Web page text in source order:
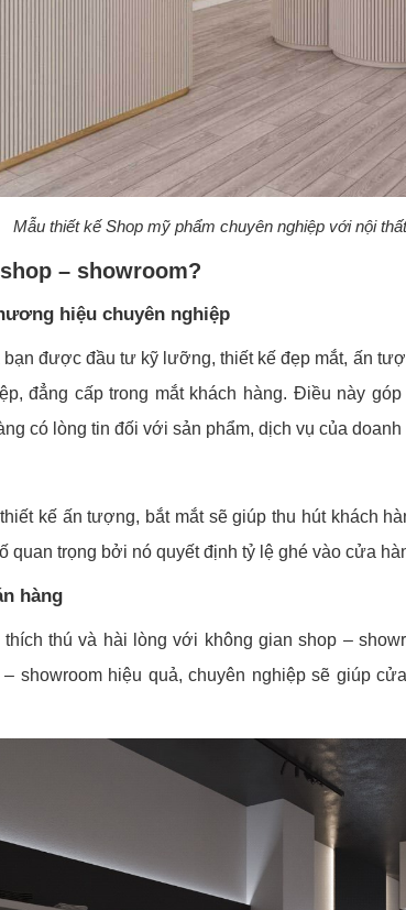
Mẫu thiết kế Shop mỹ phẩm chuyên nghiệp với nội
– showroom?
hiệu chuyên nghiệp
bạn được đầu tư kỹ lưỡng, thiết kế đẹp mắt, ấn
đẳng cấp trong mắt khách hàng. Điều này
có lòng tin đối với sản phẩm, dịch vụ của doanh
kế ấn tượng, bắt mắt sẽ giúp thu hút khách
quan trọng bởi nó quyết định tỷ lệ ghé vào cửa
hàng
thích thú và hài lòng với không gian shop –
showroom hiệu quả, chuyên nghiệp sẽ giúp